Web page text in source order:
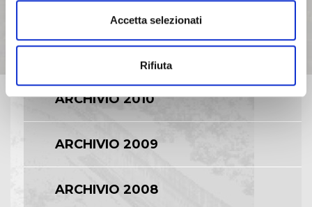
Accetta selezionati
Rifiuta
ARCHIVIO 2010
ARCHIVIO 2009
ARCHIVIO 2008